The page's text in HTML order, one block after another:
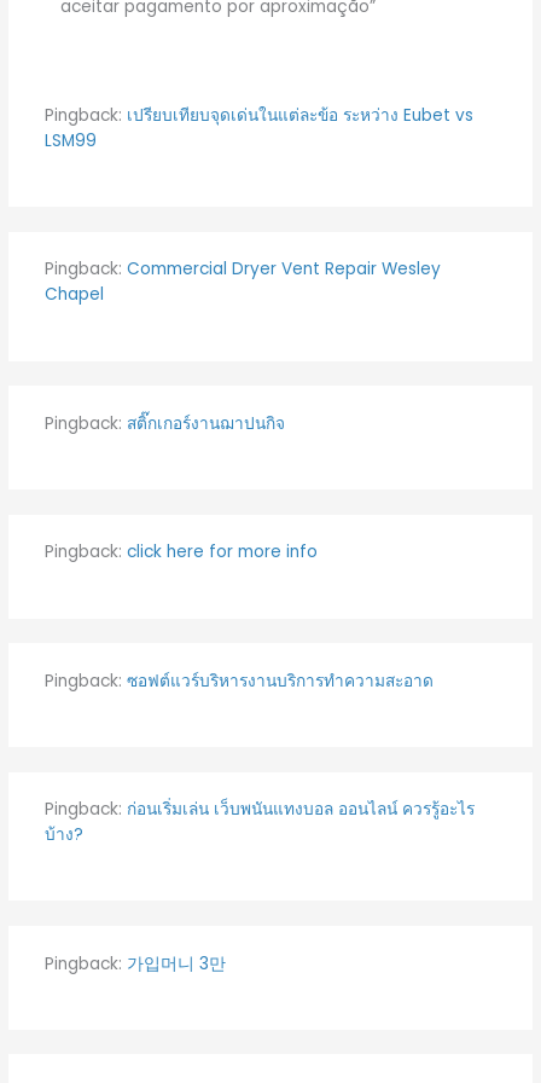
aceitar pagamento por aproximação”
Pingback: เปรียบเทียบจุดเด่นในแต่ละข้อ ระหว่าง Eubet vs
LSM99
Pingback: Commercial Dryer Vent Repair Wesley
Chapel
Pingback: สติ๊กเกอร์งานฌาปนกิจ
Pingback: click here for more info
Pingback: ซอฟต์แวร์บริหารงานบริการทำความสะอาด
Pingback: ก่อนเริ่มเล่น เว็บพนันแทงบอล ออนไลน์ ควรรู้อะไร
บ้าง?
Pingback: 가입머니 3만